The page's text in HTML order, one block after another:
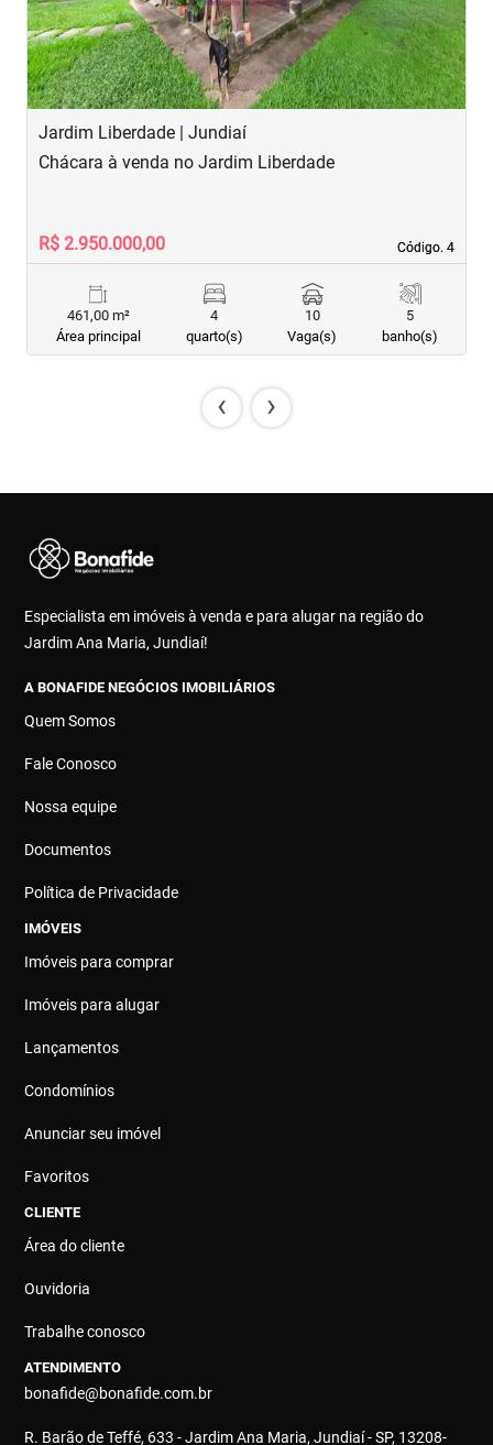
Jardim Liberdade | Jundiaí
Código. 4
Código. 4
Chácara à venda no Jardim Liberdade
R$ 2.950.000,00
461,00 m²
Área principal
4
quarto(s)
10
Vaga(s)
5
banho(s)
‹ ›
Especialista em imóveis à venda e para alugar na região do
Jardim Ana Maria, Jundiaí!
A BONAFIDE NEGÓCIOS IMOBILIÁRIOS
Quem Somos
Fale Conosco
Nossa equipe
Documentos
Política de Privacidade
IMÓVEIS
Imóveis para comprar
Imóveis para alugar
Lançamentos
Condomínios
Anunciar seu imóvel
Favoritos
CLIENTE
Área do cliente
Ouvidoria
Trabalhe conosco
ATENDIMENTO
bonafide@bonafide.com.br
R. Barão de Teffé, 633 - Jardim Ana Maria, Jundiaí - SP, 13208-